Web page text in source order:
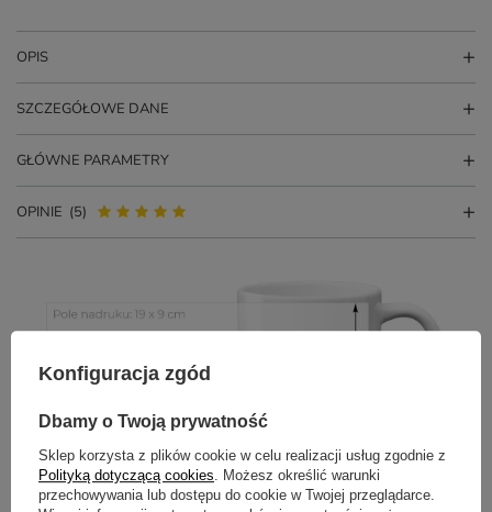
OPIS
SZCZEGÓŁOWE DANE
GŁÓWNE PARAMETRY
OPINIE (5)
Konfiguracja zgód
Dbamy o Twoją prywatność
Sklep korzysta z plików cookie w celu realizacji usług zgodnie z
Polityką dotyczącą cookies. Możesz określić warunki
przechowywania lub dostępu do cookie w Twojej przeglądarce.